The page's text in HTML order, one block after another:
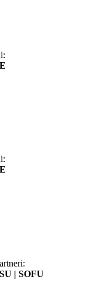
| SOFU